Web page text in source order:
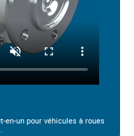
un pour véhicules à roues